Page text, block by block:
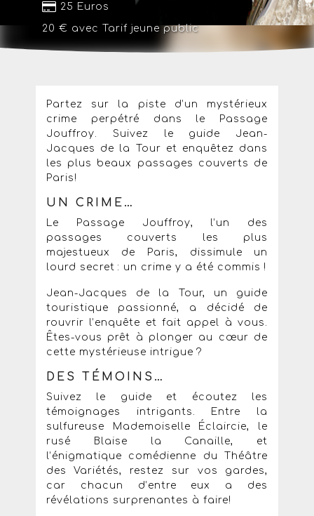
25 Euros
20 € avecTarif jeune public
Partez sur la piste d’un mystérieux
crime perpétré dans le Passage
Jouffroy. Suivez le guide Jean-
Jacques de la Tour et enquêtez dans
les plus beaux passages couverts de
Paris!
UN CRIME…
Le Passage Jouffroy, l’un des
passages couverts les plus
majestueux de Paris, dissimule un
lourd secret : un crime y a été commis !
Jean-Jacques de la Tour, un guide
touristique passionné, a décidé de
rouvrir l’enquête et fait appel à vous.
Êtes-vous prêt à plonger au cœur de
cette mystérieuse intrigue ?
DES TÉMOINS…
Suivez le guide et écoutez les
témoignages intrigants. Entre la
sulfureuse Mademoiselle Éclaircie, le
rusé Blaise la Canaille, et
l’énigmatique comédienne du Théâtre
des Variétés, restez sur vos gardes,
car chacun d’entre eux a des
révélations surprenantes à faire!